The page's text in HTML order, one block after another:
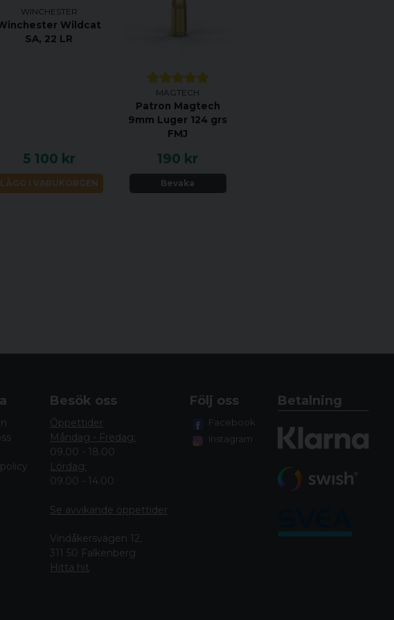
WINCHESTER
Wildcat
SA, 22 LR
5 100 kr
LÄGG I VARUKORGEN
MAGTECH
Patron Magtech
9mm Luger 124 grs
FMJ
190 kr
Bevaka
Besök oss
Öppettider
Måndag - Fredag:
09.00 - 18.00
Lördag:
09.00 - 14.00
Se avvikande öppettider
Vindåkersvägen 12,
311 50 Falkenberg
Hitta hit
Följ oss
Facebook
Instagram
Betalning